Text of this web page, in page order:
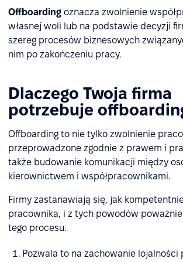
Offboarding oznacza zwolnienie
własnej woli lub na podstawie decyzji
szereg procesów biznesowych
nim po zakończeniu pracy.
Dlaczego Twoja firma
potrzebuje
Offboarding to nie tylko zwolnienie
przeprowadzone zgodnie z prawem i
także budowanie komunikacji między
kierownictwem i współpracownikami.
Firmy zastanawiają się, jak
pracownika, i z tych powodów
tego procesu.
Pozwala to na zachowanie lojalności